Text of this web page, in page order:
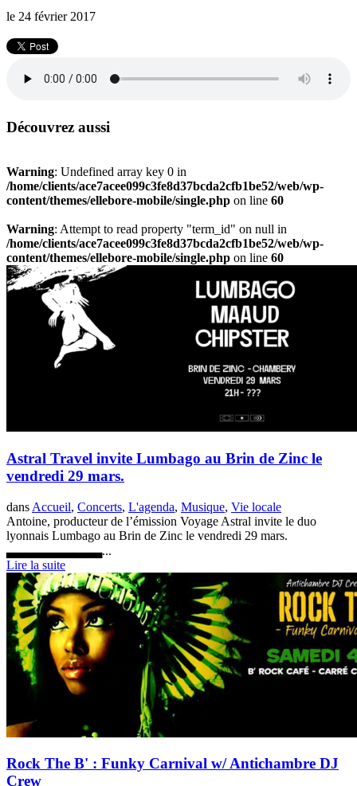
le 24 février 2017
Découvrez aussi
Warning: Undefined array key 0 in
/home/clients/ace7acee099c3fe8d37bcda2cfb1be52/web/wp-
content/themes/ellebore-mobile/single.php on line 60
Warning: Attempt to read property "term_id" on null in
/home/clients/ace7acee099c3fe8d37bcda2cfb1be52/web/wp-
content/themes/ellebore-mobile/single.php on line 60
Astral Travel invite Lumbago au Brin de Zinc le
vendredi 29 mars.
dans Accueil, Concerts, L'agenda, Musique, Vie locale
Antoine, producteur de l’émission Voyage Astral invite le duo
lyonnais Lumbago au Brin de Zinc le vendredi 29 mars.
▃▃▃▃▃▃▃▃▃▃...
Lire la suite
Rock The B' : Funky Carnival w/ Antichambre DJ
Crew